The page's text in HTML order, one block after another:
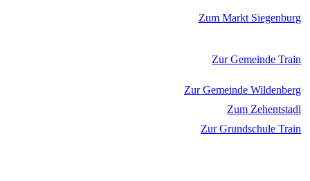
Zum Markt Siegenburg
Zur Gemeinde Train
Zur Gemeinde Wildenberg
Zum Zehentstadl
Zur Grundschule Train